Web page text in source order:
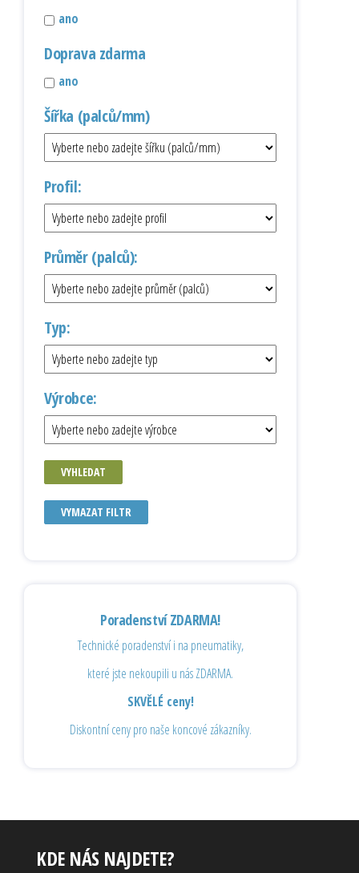
ano
Doprava zdarma
ano
Šířka (palců/mm)
Profil:
Průměr (palců):
Typ:
Výrobce:
VYHLEDAT
VYMAZAT FILTR
Poradenství ZDARMA!
Technické poradenství i na pneumatiky,
které jste nekoupili u nás ZDARMA.
SKVĚLÉ ceny!
Diskontní ceny pro naše koncové zákazníky.
KDE NÁS NAJDETE?